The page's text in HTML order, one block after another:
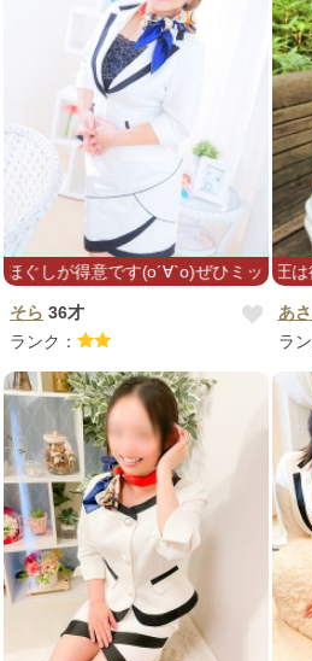
が得意です(о´∀`о)ぜひミックスでお試
そら 36才
ランク：
不慣れですが、指圧は得意
あ
ラ